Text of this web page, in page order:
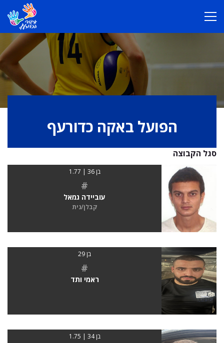
הפועל באקה כדורעף
סגל הקבוצה
בן 36 | 1.77
#
עוביידה גמאל
קבלן/נית
בן 29
#
ראמי ותד
בן 34 | 1.75